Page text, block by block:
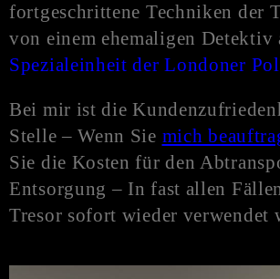
fortgeschrittene Techniken der
von einem ehemaligen Detektiv
Spezialeinheit der Londoner
Bei mir ist die
Stelle – Wenn Sie mich
Sie die Kosten für den
Entsorgung – In fast allen
Tresor sofort wieder verwendet